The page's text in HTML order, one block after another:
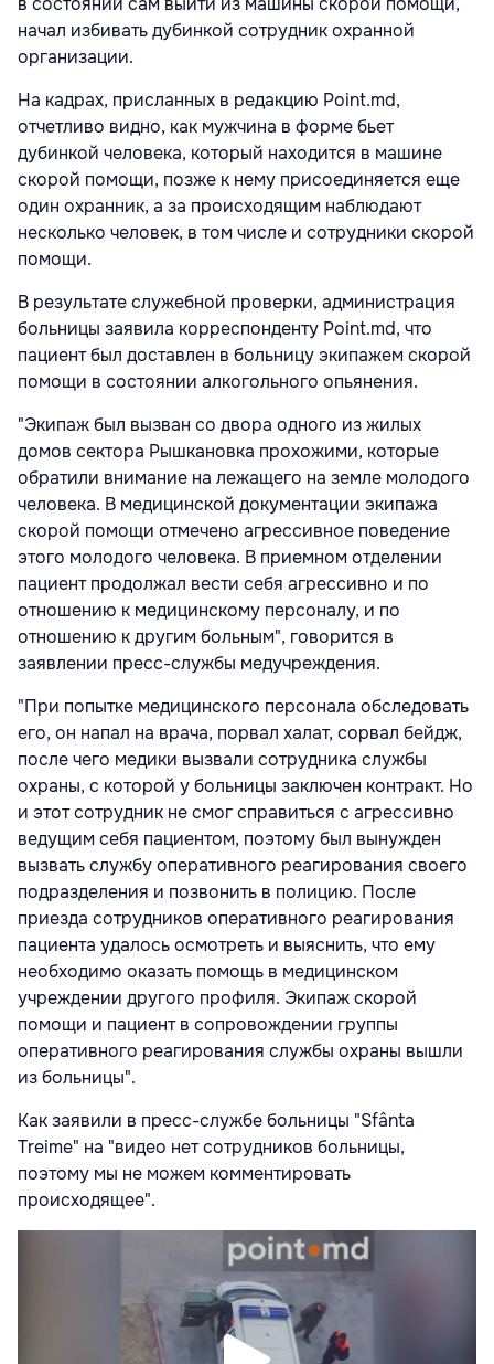
начал избивать дубинкой сотрудник охранной
организации.
На кадрах, присланных в редакцию Point.md,
отчетливо видно, как мужчина в форме бьет
дубинкой человека, который находится в машине
скорой помощи, позже к нему присоединяется еще
один охранник, а за происходящим наблюдают
несколько человек, в том числе и сотрудники скорой
помощи.
В результате служебной проверки, администрация
больницы заявила корреспонденту Point.md, что
пациент был доставлен в больницу экипажем скорой
помощи в состоянии алкогольного опьянения.
"Экипаж был вызван со двора одного из жилых
домов сектора Рышкановка прохожими, которые
обратили внимание на лежащего на земле молодого
человека. В медицинской документации экипажа
скорой помощи отмечено агрессивное поведение
этого молодого человека. В приемном отделении
пациент продолжал вести себя агрессивно и по
отношению к медицинскому персоналу, и по
отношению к другим больным", говорится в
заявлении пресс-службы медучреждения.
"При попытке медицинского персонала обследовать
его, он напал на врача, порвал халат, сорвал бейдж,
после чего медики вызвали сотрудника службы
охраны, с которой у больницы заключен контракт. Но
и этот сотрудник не смог справиться с агрессивно
ведущим себя пациентом, поэтому был вынужден
вызвать службу оперативного реагирования своего
подразделения и позвонить в полицию. После
приезда сотрудников оперативного реагирования
пациента удалось осмотреть и выяснить, что ему
необходимо оказать помощь в медицинском
учреждении другого профиля. Экипаж скорой
помощи и пациент в сопровождении группы
оперативного реагирования службы охраны вышли
из больницы".
Как заявили в пресс-службе больницы "Sfânta
Treime" на "видео нет сотрудников больницы,
поэтому мы не можем комментировать
происходящее".